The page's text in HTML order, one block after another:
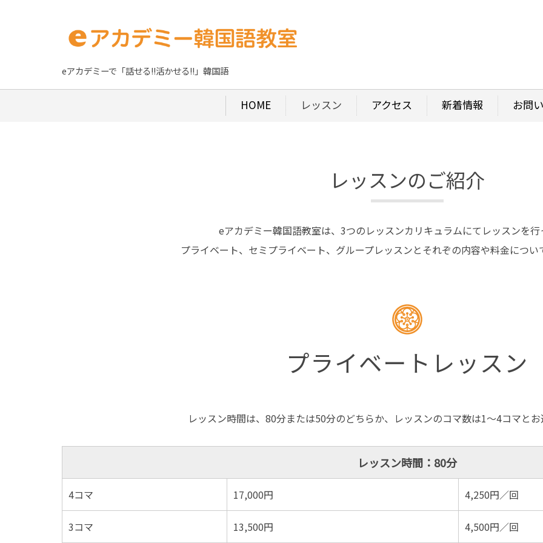
eアカデミーで「話せる!!活かせる!!」韓国語
HOME レッスン アクセス 新着情報 お問
レッスンのご紹介
eアカデミー韓国語教室は、3つのレッスンカリキュラムにてレッスンを行
プライベート、セミプライベート、グループレッスンとそれぞの内容や料金につい
プライベートレッスン
レッスン時間は、80分または50分のどちらか、レッスンのコマ数は1〜4コマとお
レッスン時間：80分
4コマ 17,000円 4,250円／回
3コマ 13,500円 4,500円／回